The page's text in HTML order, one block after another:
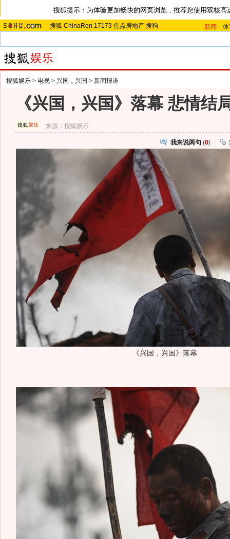
搜狐提示：为体验更加畅快的网页浏览，推荐您使用双核高
搜狐 ChinaRen 17173 焦点房地产 搜狗 新闻 -
搜狐娱乐 > 电视 > 兴国，兴国 > 新闻报道
《兴国，兴国》落幕 悲情结
来源：搜狐娱乐
我来说两句 (0)
《兴国，兴国》落幕